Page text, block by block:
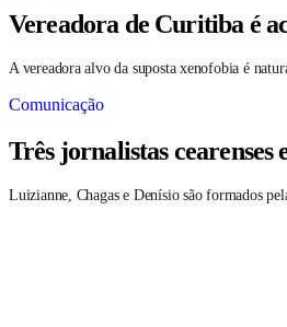
Vereadora de Curitiba é
A vereadora alvo da suposta xenofobia é
Comunicação
Três jornalistas cearenses
Luizianne, Chagas e Denísio são formados